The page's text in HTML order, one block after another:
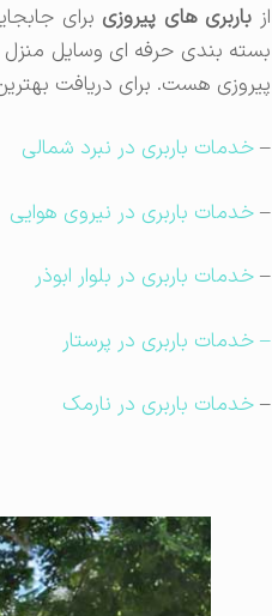
از باربری های پیروزی برای
بسته بندی حرفه ای وسایل
پیروزی هست. برای دریافت
–خدمات باربری در نبرد شمالی
–خدمات باربری در نیروی هوایی
–خدمات باربری در بلوار ابوذر
– خدمات باربری در پرستار
–خدمات باربری در نارمک